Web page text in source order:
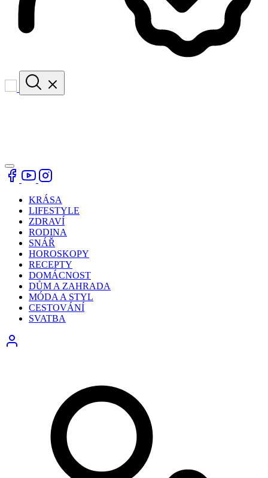
KRÁSA
LIFESTYLE
ZDRAVÍ
RODINA
SNÁŘ
HOROSKOPY
RECEPTY
DOMÁCNOST
DŮM A ZAHRADA
MÓDA A STYL
CESTOVÁNÍ
SVATBA